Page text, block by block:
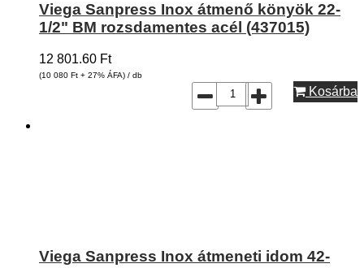
Viega Sanpress Inox átmenő könyök 22-
1/2" BM rozsdamentes acél (437015)
12 801.60 Ft
(10 080 Ft + 27% ÁFA) / db
Kosárba
Viega Sanpress Inox átmeneti idom 42-